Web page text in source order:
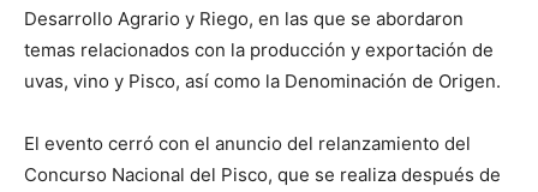
Desarrollo Agrario y Riego, en las que se abordaron
temas relacionados con la producción y exportación de
uvas, vino y Pisco, así como la Denominación de Origen.
El evento cerró con el anuncio del relanzamiento del
Concurso Nacional del Pisco, que se realiza después de